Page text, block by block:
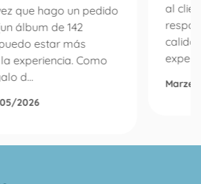
que hago un pedido
álbum de 142
estar más
experiencia. Como
d...
2026
al